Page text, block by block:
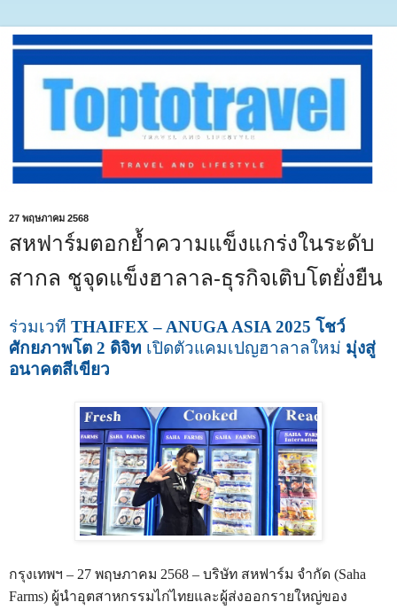
27 พฤษภาคม 2568
สหฟาร์มตอกย้ำความแข็งแกร่งในระดับ
สากล ชูจุดแข็งฮาลาล-ธุรกิจเติบโตยั่งยืน
ร่วมเวที THAIFEX – ANUGA ASIA 2025 โชว์
ศักยภาพโต 2 ดิจิท เปิดตัวแคมเปญฮาลาลใหม่ มุ่งสู่
อนาคตสีเขียว
กรุงเทพฯ – 27 พฤษภาคม 2568 – บริษัท สหฟาร์ม จำกัด (Saha
Farms) ผู้นำอุตสาหกรรมไก่ไทยและผู้ส่งออกรายใหญ่ของ